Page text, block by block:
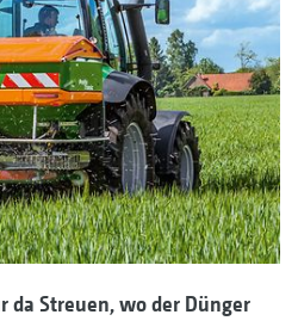
da Streuen, wo der Dünger